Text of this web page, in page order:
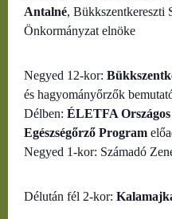
Antalné, Bükkszentkereszti
Önkormányzat elnöke
Negyed 12-kor:
és hagyományőrzők
Délben: ÉLETFA Országos
Egészségőrző Program
Negyed 1-kor: Számadó
Délután fél 2-kor: